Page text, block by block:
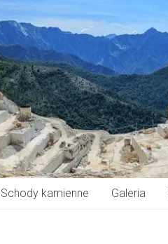
Schody kamienne Galeria